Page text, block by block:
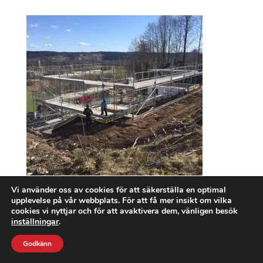
Vi använder oss av cookies för att säkerställa en optimal
upplevelse på vår webbplats. För att få mer insikt om vilka
cookies vi nyttjar och för att avaktivera dem, vänligen besök
inställningar.
Godkänn